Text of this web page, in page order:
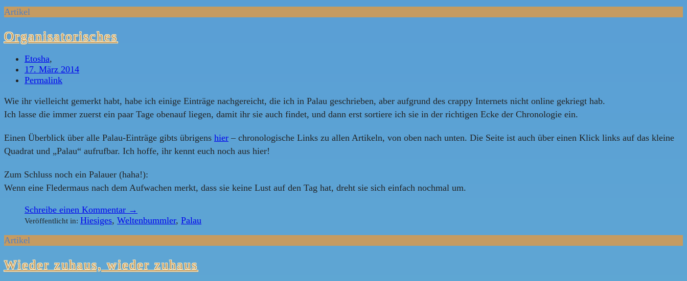
Artikel
Organisatorisches
Etosha,
17. März 2014
Permalink
Wie ihr vielleicht gemerkt habt, habe ich einige Einträge nachgereicht, die ich in Palau geschrieben, aber aufgrund des crappy Internets nicht online gekriegt hab.
Ich lasse die immer zuerst ein paar Tage obenauf liegen, damit ihr sie auch findet, und dann erst sortiere ich sie in der richtigen Ecke der Chronologie ein.
Einen Überblick über alle Palau-Einträge gibts übrigens hier – chronologische Links zu allen Artikeln, von oben nach unten. Die Seite ist auch über einen Klick links auf das kleine
Quadrat und „Palau“ aufrufbar. Ich hoffe, ihr kennt euch noch aus hier!
Zum Schluss noch ein Palauer (haha!):
Wenn eine Fledermaus nach dem Aufwachen merkt, dass sie keine Lust auf den Tag hat, dreht sie sich einfach nochmal um.
Schreibe einen Kommentar →
Veröffentlicht in: Hiesiges, Weltenbummler, Palau
Artikel
Wieder zuhaus, wieder zuhaus